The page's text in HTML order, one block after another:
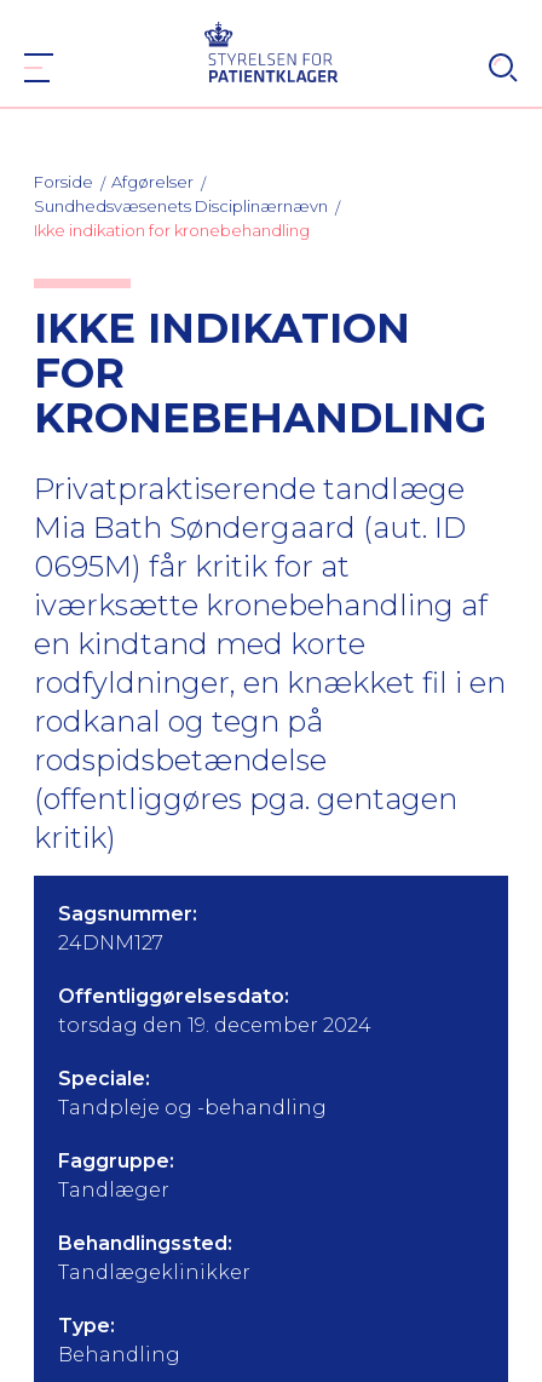
Forside
Afgørelser
Sundhedsvæsenets Disciplinærnævn
Ikke indikation for kronebehandling
IKKE INDIKATION
FOR
KRONEBEHANDLING
Privatpraktiserende tandlæge
Mia Bath Søndergaard (aut. ID
0695M) får kritik for at
iværksætte kronebehandling af
en kindtand med korte
rodfyldninger, en knækket fil i en
rodkanal og tegn på
rodspidsbetændelse
(offentliggøres pga. gentagen
kritik)
Sagsnummer:
24DNM127
Offentliggørelsesdato:
torsdag den 19. december 2024
Speciale:
Tandpleje og -behandling
Faggruppe:
Tandlæger
Behandlingssted:
Tandlægeklinikker
Type:
Behandling